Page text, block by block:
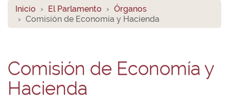
Inicio El Parlamento
Órganos
Comisión de Economía y Hacienda
Comisión de Economía y
Hacienda